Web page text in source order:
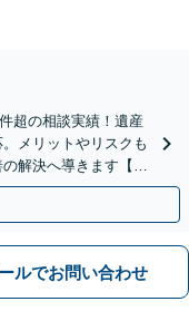
超の相談実績！遺産
メリットやリスクも
解決へ導きます【法
ルでお問い合わせ